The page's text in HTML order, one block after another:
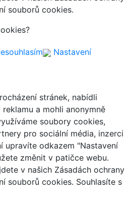
souborů cookies.
Nastavení
stránek, nabídli
a mohli anonymně
soubory cookies,
pro sociální média, inzerci
upravíte odkazem "Nastavení
změnit v patičce webu.
v našich Zásadách ochrany
souborů cookies. Souhlasíte s